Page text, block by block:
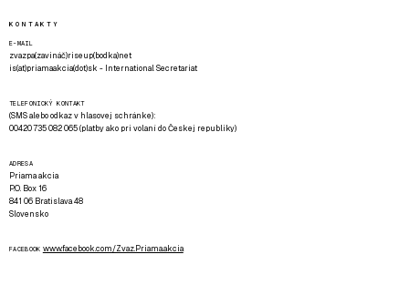
KONTAKTY
E-MAIL
zvazpa(zavináč)riseup(bodka)net
is(at)priamaakcia(dot)sk - International Secretariat
TELEFONICKÝ KONTAKT
(SMS alebo odkaz v hlasovej schránke):
00420 735 082 065 (platby ako pri volaní do Českej republiky)
ADRESA
Priama akcia
P.O. Box 16
841 06 Bratislava 48
Slovensko
FACEBOOK www.facebook.com/Zvaz.Priama.akcia